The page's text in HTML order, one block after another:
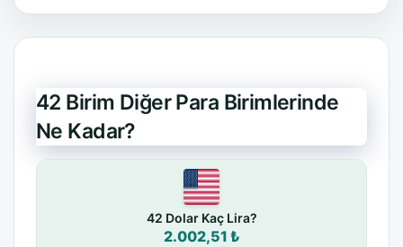
42 Birim Diğer Para Birimlerinde
Ne Kadar?
42 Dolar Kaç Lira?
2.002,51 ₺